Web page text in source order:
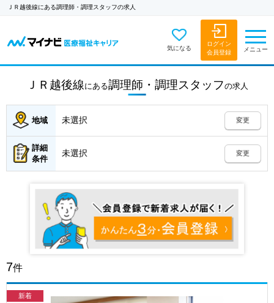
ＪＲ越後線にある調理師・調理スタッフの求人
気になる
ログイン
会員登録
メニュー
ＪＲ越後線 にある調理師・調理スタッフの求人
地域 未選択 変更
詳細
条件
未選択 変更
7件
新着